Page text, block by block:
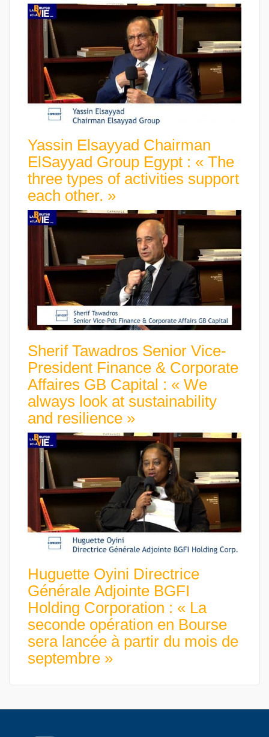
Yassin Elsayyad Chairman
ElSayyad Group Egypt : « The
three types of activities support
each other. »
Sherif Tawadros Senior Vice-
President Finance & Corporate
Affaires GB Capital : « We
always look at sustainability
and resilience »
Huguette Oyini Directrice
Générale Adjointe BGFI
Holding Corporation : « La
seconde opération en Bourse
sera lancée à partir du mois de
septembre »